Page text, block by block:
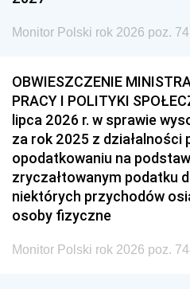
Monitor Polski rok 2026 poz.
OBWIESZCZENIE
PRACY I POLITYKI
lipca 2026 r. w sprawie
za rok 2025 z działalności
opodatkowaniu na
zryczałtowanym podatku
niektórych przychodów
osoby fizyczne
Monitor Polski rok 2026 poz.